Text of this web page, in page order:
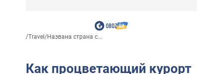
/Travel/Названа страна с...
Как процветающий курорт